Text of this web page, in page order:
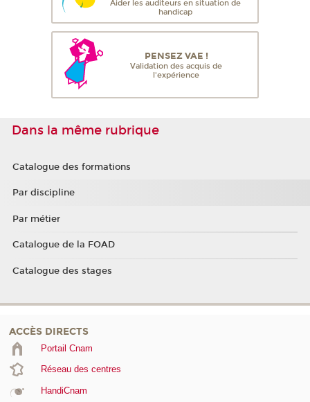
Aider les auditeurs en situation de
handicap
PENSEZ VAE !
Validation des acquis de
l'expérience
Dans la même rubrique
Catalogue des formations
Par discipline
Par métier
Catalogue de la FOAD
Catalogue des stages
ACCÈS DIRECTS
Portail Cnam
Réseau des centres
HandiCnam